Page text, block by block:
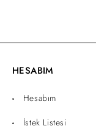
HESABIM
Hesabım
İstek Listesi